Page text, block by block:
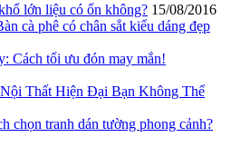
lớn liệu có ổn không? 15/08/2016
cà phê có chân sắt kiểu dáng đẹp
Cách tối ưu đón may mắn!
Thất Hiện Đại Bạn Không Thể
chọn tranh dán tường phong cảnh?